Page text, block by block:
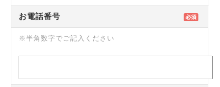
お電話番号
※半角数字でご記入ください